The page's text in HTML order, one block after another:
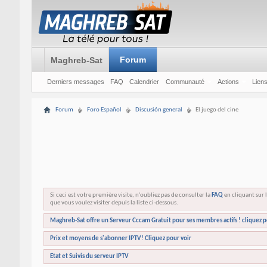
Maghreb-Sat Forum
Derniers messages FAQ Calendrier Communauté Actions
Forum Foro Español Discusión general El juego del cine
Si ceci est votre première visite, n'oubliez pas de consulter la FAQen cliquant sur
que vous voulez visiter depuis la liste ci-dessous.
Maghreb-Sat offre un Serveur Cccam Gratuit pour ses membres actifs ! cliquez
Prix et moyens de s'abonner IPTV! Cliquez pour voir
Etat et Suivis du serveur IPTV